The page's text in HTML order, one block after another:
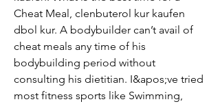
Cheat Meal, clenbuterol kur kaufen
dbol kur. A bodybuilder can’t avail of
cheat meals any time of his
bodybuilding period without
consulting his dietitian. I&apos;ve tried
most fitness sports like Swimming,